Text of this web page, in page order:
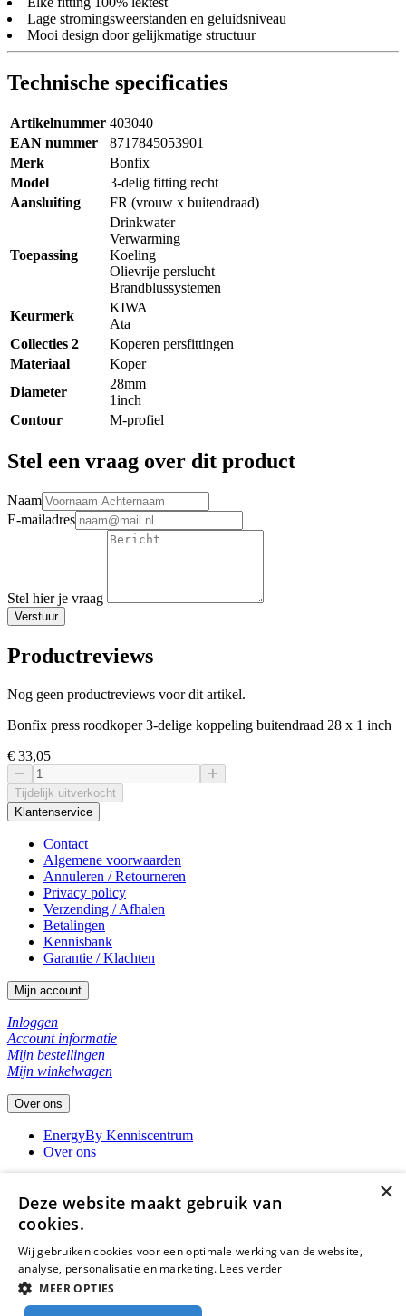
Lage stromingsweerstanden en geluidsniveau
Mooi design door gelijkmatige structuur
Technische specificaties
Artikelnummer 403040
EAN nummer
8717845053901
Merk
Bonfix
Model
3-delig fitting recht
Aansluiting
FR (vrouw x buitendraad)
Toepassing
Drinkwater
Verwarming
Koeling
Olievrije perslucht
Brandblussystemen
Keurmerk
KIWA
Ata
Collecties 2
Koperen persfittingen
Materiaal
Koper
Diameter
28mm
1inch
Contour
M-profiel
Stel een vraag over dit product
Naam
E-mailadres
Stel hier je vraag
Verstuur
Productreviews
Nog geen productreviews voor dit artikel.
Bonfix press roodkoper 3-delige koppeling buitendraad 28 x 1 inch
€ 33,05
Tijdelijk uitverkocht
Klantenservice
Contact
Algemene voorwaarden
Annuleren / Retourneren
Privacy policy
Verzending / Afhalen
Betalingen
Kennisbank
Garantie / Klachten
Mijn account
Inloggen
Account informatie
Mijn bestellingen
Mijn winkelwagen
Over ons
EnergyBy Kenniscentrum
Over ons
EnergyBy
9501 XC Stadskanaal
telefoonnr.: +31599255009
© 2026 - EnergyBy
×
Deze website maakt gebruik van
cookies.
Wij gebruiken cookies voor een optimale werking van de website,
analyse, personalisatie en marketing. Lees verder
MEER OPTIES